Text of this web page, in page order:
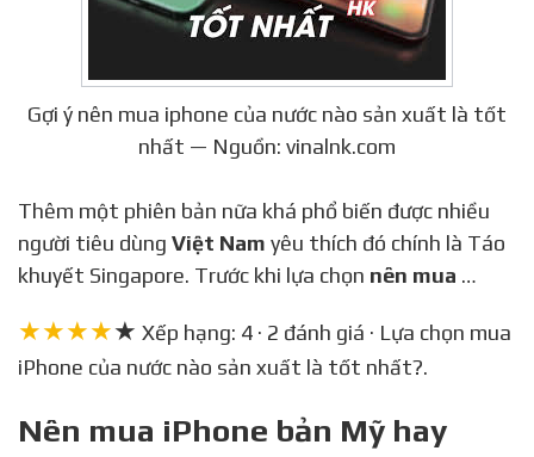
Gợi ý nên mua iphone của nước nào sản xuất là tốt
nhất — Nguồn: vinalnk.com
Thêm một phiên bản nữa khá phổ biến được nhiều
người tiêu dùng Việt Nam yêu thích đó chính là Táo
khuyết Singapore. Trước khi lựa chọn nên mua …
★★★★★ Xếp hạng: 4 · 2 đánh giá · Lựa chọn mua
iPhone của nước nào sản xuất là tốt nhất?.
Nên mua iPhone bản Mỹ hay